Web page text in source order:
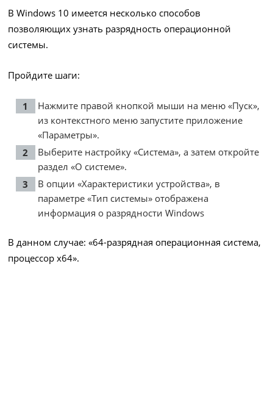
В Windows 10 имеется несколько способов
позволяющих узнать разрядность операционной
системы.
Пройдите шаги:
Нажмите правой кнопкой мыши на меню «Пуск»,
из контекстного меню запустите приложение
«Параметры».
Выберите настройку «Система», а затем откройте
раздел «О системе».
В опции «Характеристики устройства», в
параметре «Тип системы» отображена
информация о разрядности Windows
В данном случае: «64-разрядная операционная система,
процессор x64».